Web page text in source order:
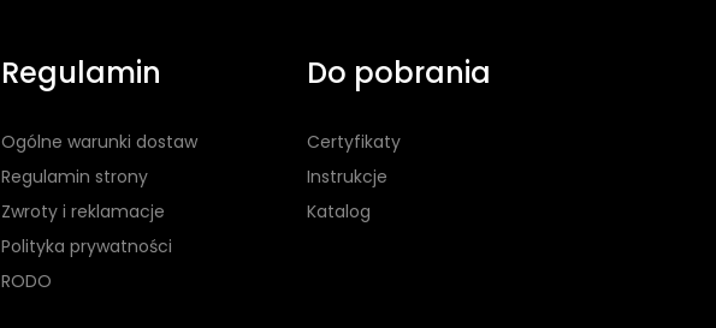
Regulamin
Ogólne warunki dostaw
Regulamin strony
Zwroty i reklamacje
Polityka prywatności
RODO
Do pobrania
Certyfikaty
Instrukcje
Katalog